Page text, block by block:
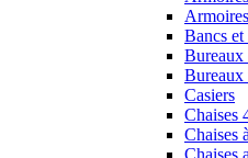
Bancs et
Bureaux
Bureaux
Casiers
Chaises
Chaises
Chaises